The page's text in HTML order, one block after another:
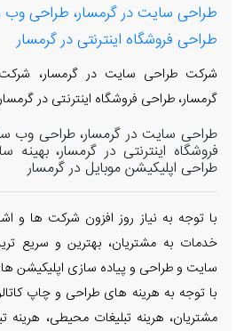
طراحی سایت در گرمسار، طراحی وب
طراحی فروشگاه اینترنتی در گرمسار
شرکت طراحی سایت در گرمسار،
گرمسار، طراحی فروشگاه اینترنتی در
طراحی سایت در گرمسار، طراحی وب
فروشگاه اینترنتی در گرمسار،
طراحی اپلیکیشن موبایل در گرمسار
با توجه به نیاز روز افزون شرکت ها و
خدمات به مشتریان، بهترین و سریع
سایت و طراحی و پیاده سازی اپلیکیشن
با توجه به هرینه های طراحی و چاپ
مشتریان، هرینه تبلیغات محیطی، هرینه